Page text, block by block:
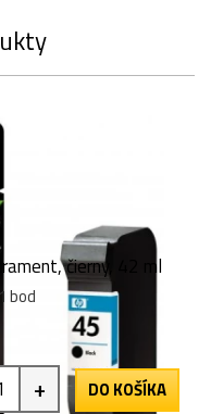
čierny, 42 ml
1 bod
+ DO KOŠÍKA